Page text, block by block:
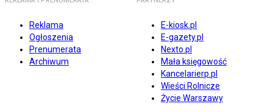
Reklama
Ogłoszenia
Prenumerata
Archiwum
E-kiosk.pl
E-gazety.pl
Nexto.pl
Mała księgowość
Kancelarierp.pl
Wieści Rolnicze
Życie Warszawy